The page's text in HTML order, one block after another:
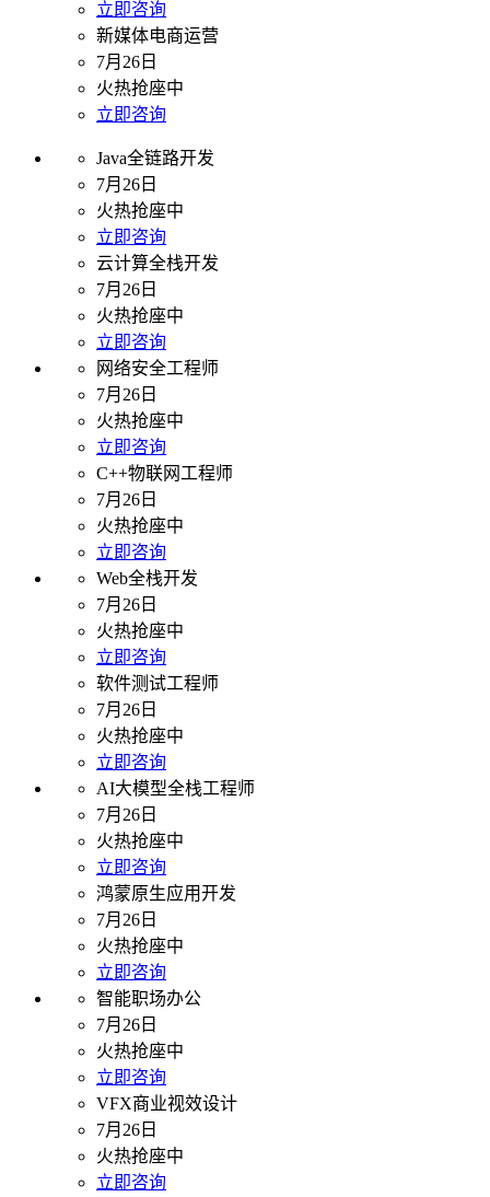
立即咨询
新媒体电商运营
7月26日
火热抢座中
立即咨询
Java全链路开发
7月26日
火热抢座中
立即咨询
云计算全栈开发
7月26日
火热抢座中
立即咨询
网络安全工程师
7月26日
火热抢座中
立即咨询
C++物联网工程师
7月26日
火热抢座中
立即咨询
Web全栈开发
7月26日
火热抢座中
立即咨询
软件测试工程师
7月26日
火热抢座中
立即咨询
AI大模型全栈工程师
7月26日
火热抢座中
立即咨询
鸿蒙原生应用开发
7月26日
火热抢座中
立即咨询
智能职场办公
7月26日
火热抢座中
立即咨询
VFX商业视效设计
7月26日
火热抢座中
立即咨询